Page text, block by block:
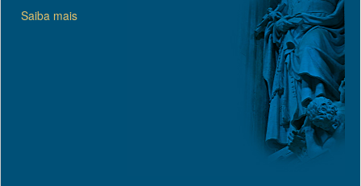
Saiba mais